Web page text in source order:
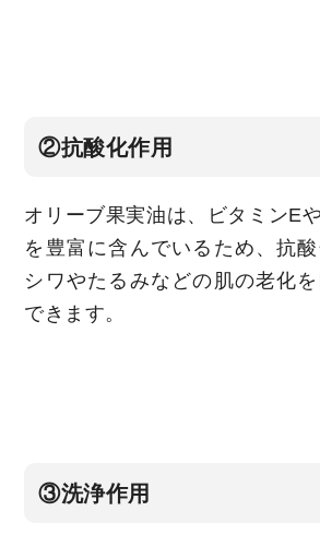
②抗酸化作用
オリーブ果実油は、ビタミンE
を豊富に含んでいるため、抗酸
シワやたるみなどの肌の老化
できます。
③洗浄作用